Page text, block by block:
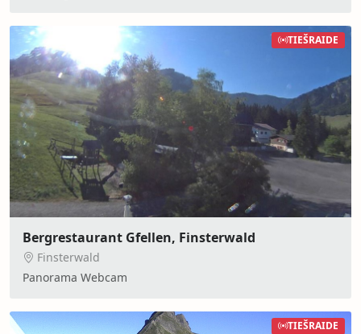
TIEŠRAIDE
Bergrestaurant Gfellen, Finsterwald
Finsterwald
Panorama Webcam
TIEŠRAIDE